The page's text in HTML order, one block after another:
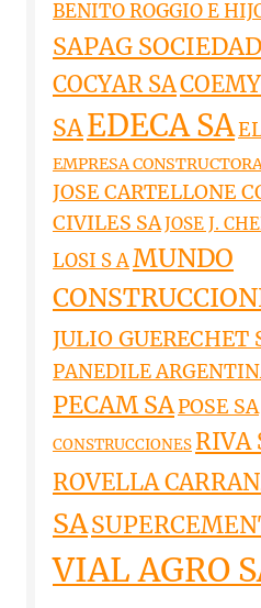
BENITO ROGGIO E
SAPAG
COCYAR SA
SAEDECA SA
EMPRESA
JOSE CARTELLONE
CIVILES SAJOSE J.
LOSI S AMUNDO
JULIO GUERECHET
PANEDILE
PECAM SAPOSE SA
CONSTRUCCIONES RIVA
ROVELLA
SA
VIAL AGRO